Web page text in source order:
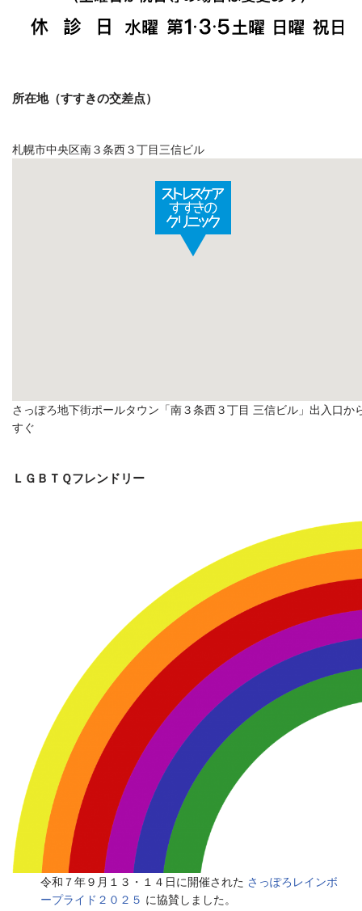
所在地（すすきの交差点）
札幌市中央区南３条西３丁目三信ビル
さっぽろ地下街ポールタウン「南３条西３丁目 三信ビル」出入口か
すぐ
ＬＧＢＴＱフレンドリー
令和７年９月１３・１４日に開催された さっぽろレインボ
ープライド２０２５ に協賛しました。